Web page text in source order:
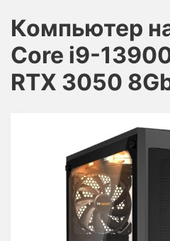
Компьютер
Core i9-
RTX 3050